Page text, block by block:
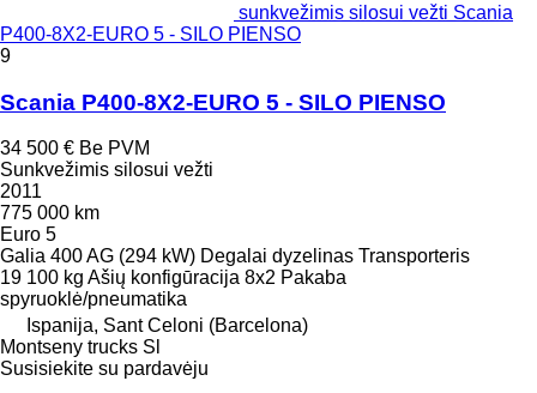
sunkvežimis silosui vežti Scania
P400-8X2-EURO 5 - SILO PIENSO
9
Scania P400-8X2-EURO 5 - SILO PIENSO
34 500 € Be PVM
Sunkvežimis silosui vežti
2011
775 000 km
Euro 5
Galia 400 AG (294 kW) Degalai dyzelinas Transporteris
19 100 kg Ašių konfigūracija 8x2 Pakaba
spyruoklė/pneumatika
Ispanija, Sant Celoni (Barcelona)
Montseny trucks Sl
Susisiekite su pardavėju